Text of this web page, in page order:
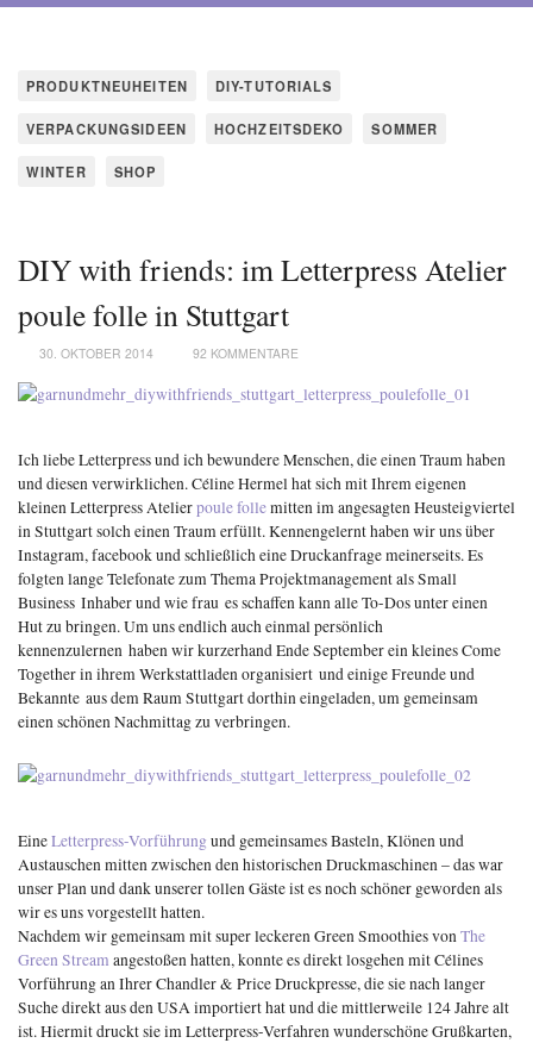
PRODUKTNEUHEITEN DIY-TUTORIALS
VERPACKUNGSIDEEN HOCHZEITSDEKO SOMMER
WINTER SHOP
DIY with friends: im Letterpress Atelier
poule folle in Stuttgart
30. OKTOBER 2014 92 KOMMENTARE
Ich liebe Letterpress und ich bewundere Menschen, die einen Traum haben
und diesen verwirklichen. Céline Hermel hat sich mit Ihrem eigenen
kleinen Letterpress Atelierpoule follemitten im angesagten Heusteigviertel
in Stuttgart solch einen Traum erfüllt.Kennengelernt haben wir uns über
Instagram, facebook und schließlich eine Druckanfrage meinerseits. Es
folgten lange Telefonate zum Thema Projektmanagement als Small
Business Inhaber und wie frau es schaffen kann alle To-Dos unter einen
Hut zu bringen. Um uns endlich auch einmal persönlich
kennenzulernen haben wir kurzerhand Ende September ein kleines Come
Together in ihrem Werkstattladen organisiert und einige Freunde und
Bekannte aus dem Raum Stuttgart dorthin eingeladen, um gemeinsam
einen schönen Nachmittag zu verbringen.
EineLetterpress-Vorführungund gemeinsames Basteln, Klönen und
Austauschen mitten zwischen den historischen Druckmaschinen – das war
unser Plan und dank unserer tollen Gäste ist es noch schöner geworden als
wir es uns vorgestellt hatten.
Nachdem wir gemeinsam mit super leckeren Green Smoothies vonThe
Green Stream angestoßen hatten, konnte es direkt losgehen mit Célines
Vorführung an Ihrer Chandler & Price Druckpresse, die sie nach langer
Suche direkt aus den USA importiert hat und die mittlerweile 124 Jahre alt
ist. Hiermit druckt sie im Letterpress-Verfahren wunderschöne Grußkarten,